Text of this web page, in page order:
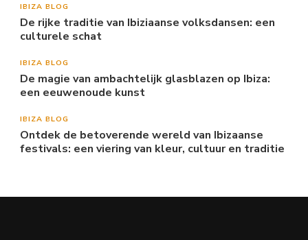
IBIZA BLOG
De rijke traditie van Ibiziaanse volksdansen: een
culturele schat
IBIZA BLOG
De magie van ambachtelijk glasblazen op Ibiza:
een eeuwenoude kunst
IBIZA BLOG
Ontdek de betoverende wereld van Ibizaanse
festivals: een viering van kleur, cultuur en traditie